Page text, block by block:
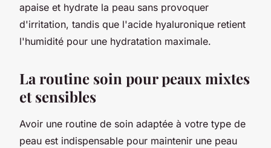
apaise et hydrate la peau sans provoquer
d'irritation, tandis que l'acide hyaluronique retient
l'humidité pour une hydratation maximale.
La routine soin pour peaux mixtes
et sensibles
Avoir une routine de soin adaptée à votre type de
peau est indispensable pour maintenir une peau